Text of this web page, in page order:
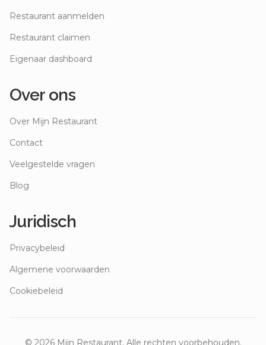
Restaurant aanmelden
Restaurant claimen
Eigenaar dashboard
Over ons
Over Mijn Restaurant
Contact
Veelgestelde vragen
Blog
Juridisch
Privacybeleid
Algemene voorwaarden
Cookiebeleid
© 2026Mijn Restaurant. Alle rechten voorbehouden.